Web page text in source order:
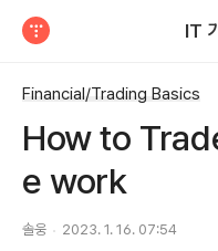
IT
Financial/Trading Basics
How to
e work
솔웅 2023. 1. 16. 07:54